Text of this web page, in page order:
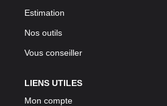
Estimation
Nos outils
Vous conseiller
LIENS UTILES
Mon compte